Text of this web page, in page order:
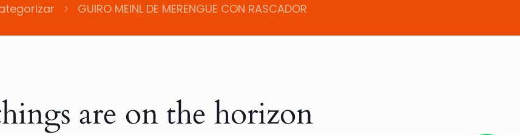
GUIRO MEINL DE MERENGUE CON RASCADOR
are on the horizon